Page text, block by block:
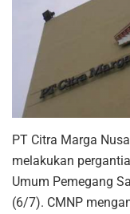
PT Citra Marga
melakukan
Umum Pemegang
(6/7). CMNP